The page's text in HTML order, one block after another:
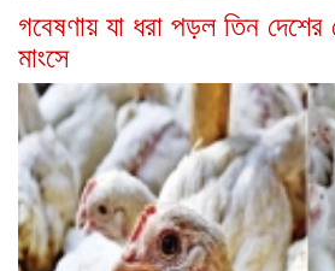
গবেষণায় যা ধরা পড়ল তিন
মাংসে